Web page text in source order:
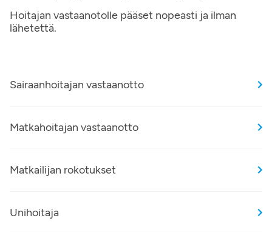
Hoitajan vastaanotolle pääset nopeasti ja ilman
lähetettä.
Sairaanhoitajan vastaanotto
Matkahoitajan vastaanotto
Matkailijan rokotukset
Unihoitaja